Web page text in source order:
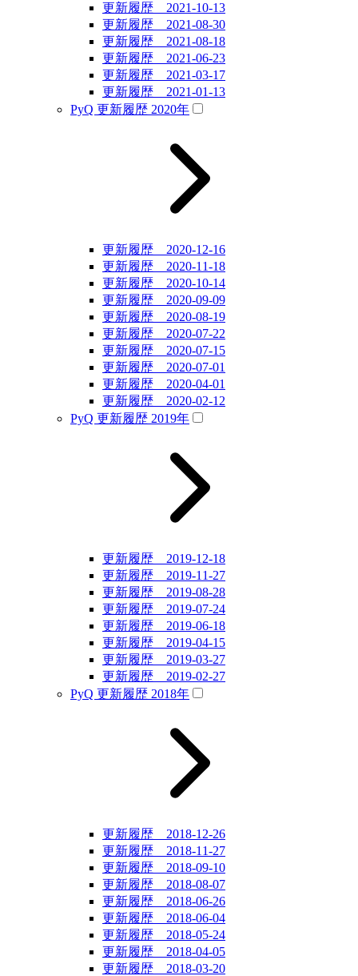
更新履歴 2021-10-13
更新履歴 2021-08-30
更新履歴 2021-08-18
更新履歴 2021-06-23
更新履歴 2021-03-17
更新履歴 2021-01-13
PyQ 更新履歴 2020年
更新履歴 2020-12-16
更新履歴 2020-11-18
更新履歴 2020-10-14
更新履歴 2020-09-09
更新履歴 2020-08-19
更新履歴 2020-07-22
更新履歴 2020-07-15
更新履歴 2020-07-01
更新履歴 2020-04-01
更新履歴 2020-02-12
PyQ 更新履歴 2019年
更新履歴 2019-12-18
更新履歴 2019-11-27
更新履歴 2019-08-28
更新履歴 2019-07-24
更新履歴 2019-06-18
更新履歴 2019-04-15
更新履歴 2019-03-27
更新履歴 2019-02-27
PyQ 更新履歴 2018年
更新履歴 2018-12-26
更新履歴 2018-11-27
更新履歴 2018-09-10
更新履歴 2018-08-07
更新履歴 2018-06-26
更新履歴 2018-06-04
更新履歴 2018-05-24
更新履歴 2018-04-05
更新履歴 2018-03-20